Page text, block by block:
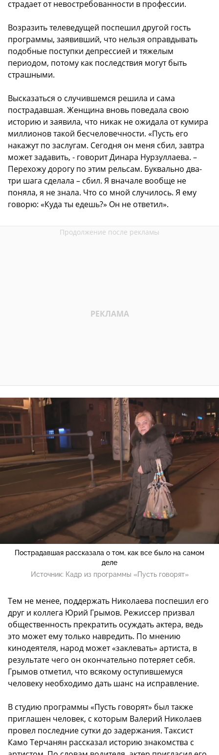
страдает от невостребованности в профессии.
Возразить телеведущей поспешил другой гость
программы, заявивший, что нельзя оправдывать
подобные поступки депрессией и тяжелым
периодом, потому как последствия могут быть
страшными.
Высказаться о случившемся решила и сама
пострадавшая. Женщина вновь поведала свою
историю и заявила, что никак не ожидала от кумира
миллионов такой бесчеловечности. «Пусть его
накажут по заслугам. Сегодня он меня сбил, завтра
может задавить, - говорит Динара Нурзуллаева. –
Перехожу дорогу по этим рельсам. Буквально два-
три шага сделала – сбил. Я вначале вообще не
поняла, я не знала. Что со мной случилось. Я ему
говорю: «Куда ты едешь?» Он не ответил».
Пострадавшая рассказала о том, как все было на самом
деле
Источник: Кадр из программы «Пусть говорят»
Тем не менее, поддержать Николаева поспешил его
друг и коллега Юрий Грымов. Режиссер призвал
общественность прекратить осуждать актера, ведь
это может ему только навредить. По мнению
кинодеятеля, народ может «заклевать» артиста, в
результате чего он окончательно потеряет себя.
Грымов отметил, что всякому оступившемуся
человеку необходимо дать шанс на исправление.
В студию программы «Пусть говорят» был также
приглашен человек, с которым Валерий Николаев
провел последние сутки до задержания. Таксист
Камо Терчанян рассказал историю знакомства с